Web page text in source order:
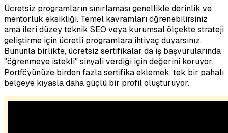
Ücretsiz programların sınırlaması genellikle derinlik ve
mentorluk eksikliği. Temel kavramları öğrenebilirsiniz
ama ileri düzey teknik SEO veya kurumsal ölçekte strateji
geliştirme için ücretli programlara ihtiyaç duyarsınız.
Bununla birlikte, ücretsiz sertifikalar da iş başvurularında
"öğrenmeye istekli" sinyali verdiği için değerini koruyor.
Portföyünüze birden fazla sertifika eklemek, tek bir pahalı
belgeye kıyasla daha güçlü bir profil oluşturuyor.